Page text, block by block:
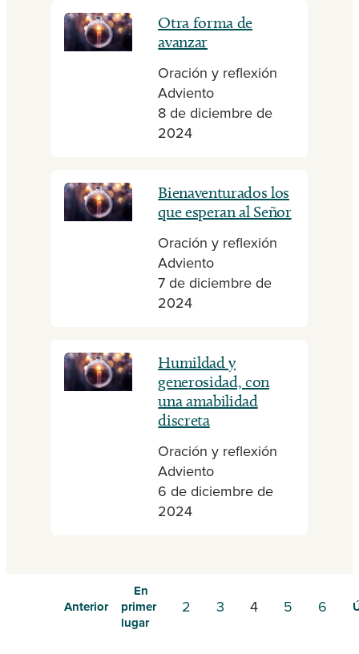
Otra forma de
avanzar
Oración y reflexión
Adviento
8 de diciembre de
2024
Bienaventurados los
que esperan al Señor
Oración y reflexión
Adviento
7 de diciembre de
2024
Humildad y
generosidad, con
una amabilidad
discreta
Oración y reflexión
Adviento
6 de diciembre de
2024
Anterior
En
primer
lugar
2 3 4 5 6